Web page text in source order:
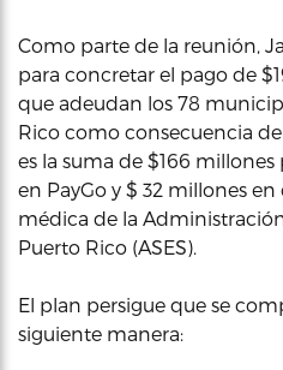
Como parte de la reunión,
para concretar el pago de
que adeudan los 78
Rico como consecuencia
es la suma de $166
en PayGo y $ 32 millones
médica de la
Puerto Rico (ASES).
El plan persigue que se
siguiente manera: